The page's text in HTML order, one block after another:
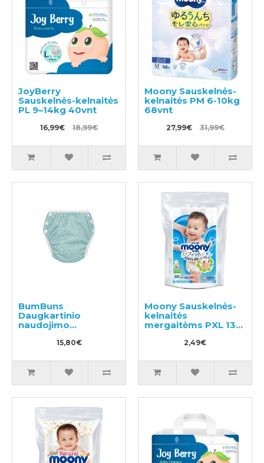
JoyBerry
Sauskelnės-kelnaitės
PL 9–14kg 40vnt
16,99€ 18,99€
Moony Sauskelnės-
kelnaitės PM 6-10kg
68vnt
27,99€ 31,99€
BumBuns
Daugkartinio
naudojimo
sauskelnės
plaukimui ir tualeto
15,80€
Moony Sauskelnės-
kelnaitės
mergaitėms PXL 13-
2,49€